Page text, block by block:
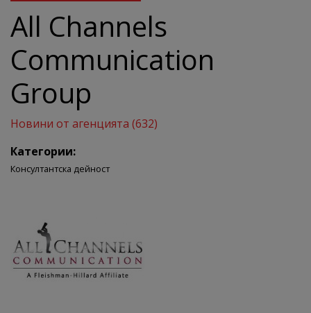
All Channels
Communication
Group
Новини от агенцията (632)
Категории:
Консултантска дейност